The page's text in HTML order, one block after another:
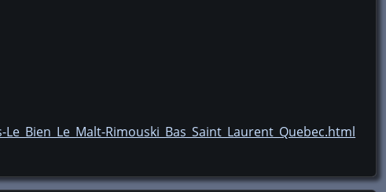
Rimouski_Bas_Saint_Laurent_Quebec.html